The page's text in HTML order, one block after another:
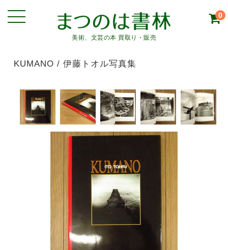
美術、文芸の本 買取り・販売
0
KUMANO / 伊藤トオル写真集